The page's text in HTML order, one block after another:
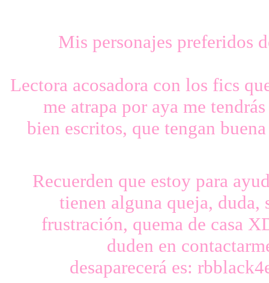
Mis personajes preferidos
Lectora acosadora con los fics
me atrapa por aya me
bien escritos, que tengan
Recuerden que estoy para
tienen alguna queja, duda,
frustración, quema de casa
duden en
desaparecerá es: